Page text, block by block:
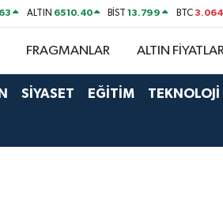
ALTIN 6510.40 BİST13.799 BTC
FRAGMANLAR ALTIN
SİYASET EĞİTİM TEKNOLOJİ